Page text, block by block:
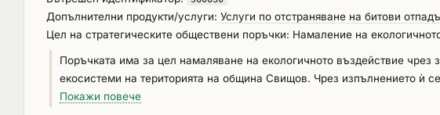
Свищов. В предмета на обществената поръчка са включени дейности
терени на територията на община Свищов. Подробните изисквания са посочени в техническата спецификация неразделна част от
Допълнителни продукти/услуги: Услуги по отстраняване на битови
Цел на стратегическите обществени поръчки: Намаление на
Поръчката има за цел намаляване на екологичното въздействие чрез
екосистеми на територията на община Свищов. Чрез изпълнението ѝ
подобряване на водозадържането, ограничаване на ерозията и
Покажи повече